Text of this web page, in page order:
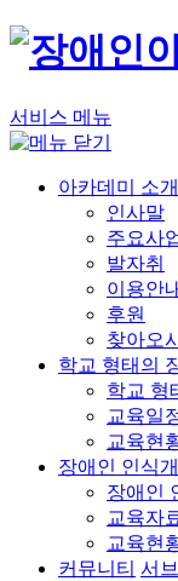
서비스 메뉴
아카데미 소개
인사말
주요사
발자취
이용안
후원
찾아오
학교 형태의
학교 형
교육일
교육현
장애인 인식
장애인
교육자
교육현
커뮤니티 서